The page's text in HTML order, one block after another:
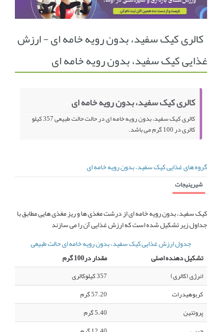
دانشنامه سلامت بانوان پرسش و پاسخ
انجمن متخصصین زنان و اوما انتخاب نام کودک
فهرست مواد غذایی اپلیکیشن بارداری و کودک اوما
کالری کیک سفید، بدون رویه خامه ای - ارزش
غذایی کیک سفید، بدون رویه خامه ای
کالری کیک سفید، بدون رویه خامه ای
کالری کیک سفید، بدون رویه خامه ای در حالت حالت طبیعی 357 کیلو
کالری در 100 گرم می باشد.
گروه های غذایی کیک سفید، بدون رویه خامه ای
شیرینیجات
کیک سفید، بدون رویه خامه ای از درشت مغذی ها و ریز مغذی هایی مطابق با
جداول زیر تشکیل شده است که ارزش غذایی آن را می سازند
جدول ارزش غذایی کیک سفید، بدون رویه خامه ای حالت طبیعی
تشکیل دهنده اصلی
مقدار در100 گرم
انرژی (کالری)
357 کیلوکالری
کربوهیدرات
57.20 گرم
پروتئین
5.40 گرم